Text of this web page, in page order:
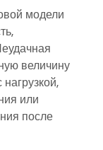
модели
величину
или
после